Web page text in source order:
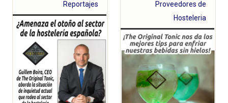
producto
Reportajes
Proveedores de
Hosteleria